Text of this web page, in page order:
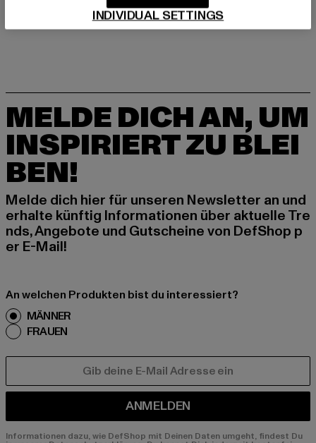
MELDE DICH AN, UM
INSPIRIERT ZU BLEI
BEN!
Melde dich hier für unseren Newsletter an und
erhalte künftig Informationen über aktuelle Tre
nds, Angebote und Gutscheine von DefShop p
er E-Mail!
An welchen Produkten bist du interessiert?
MÄNNER
FRAUEN
ANMELDEN
Informationen dazu, wie DefShop mit Deinen Daten umgeht, findest Du
INDIVIDUAL SETTINGS